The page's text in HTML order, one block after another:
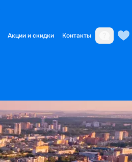
Акции и скидки Контакты